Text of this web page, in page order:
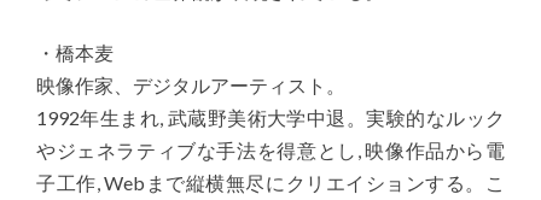
・橋本麦
映像作家、デジタルアーティスト。
1992年生まれ, 武蔵野美術大学中退。実験的なルック
やジェネラティブな手法を得意とし, 映像作品から電
子工作, Webまで縦横無尽にクリエイションする。こ